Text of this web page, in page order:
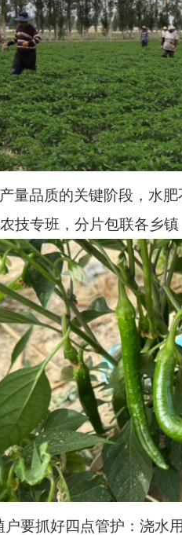
量品质的关键阶段，水
技专班，分片包联各乡
要抓好四点管护：浇